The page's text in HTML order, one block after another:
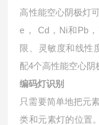
高性能空心阴极灯
e， Cd，Ni和Pb
限、灵敏度和线性
配4个高性能空心阴
编码灯识别
只需要简单地把元
类和元素灯的位置